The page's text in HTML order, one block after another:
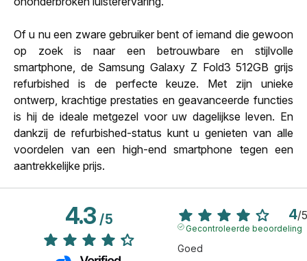
Of u nu een zware gebruiker bent of iemand die gewoon
op zoek is naar een betrouwbare en stijlvolle
smartphone, de Samsung Galaxy Z Fold3 512GB grijs
refurbished is de perfecte keuze. Met zijn unieke
ontwerp, krachtige prestaties en geavanceerde functies
is hij de ideale metgezel voor uw dagelijkse leven. En
dankzij de refurbished-status kunt u genieten van alle
voordelen van een high-end smartphone tegen een
aantrekkelijke prijs.
4.3/5 4/5
Gecontroleerde beoordeling
Goed